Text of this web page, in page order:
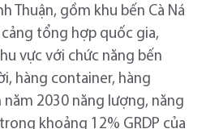
Thuận, gồm khu bến Cà Ná
cảng tổng hợp quốc gia,
vực với chức năng bến
hàng container, hàng
2030 năng lượng, năng
khoảng 12% GRDP của